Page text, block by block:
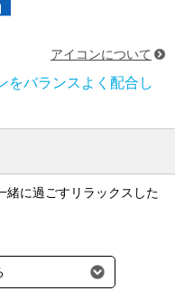
アイコンについて
をバランスよく配合し
緒に過ごすリラックスした
安全な成分で、国内薬科大